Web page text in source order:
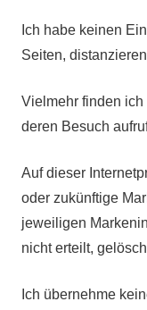
Ich habe keinen
Seiten,
Vielmehr finden
deren Besuch
Auf dieser
oder zukünftige
jeweiligen
nicht erteilt,
Ich übernehme